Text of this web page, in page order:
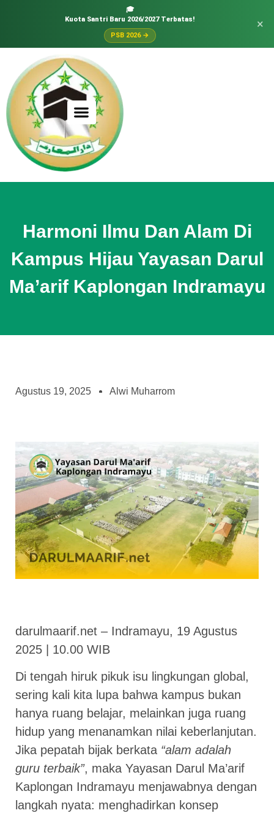
🎓
Kuota Santri Baru 2026/2027 Terbatas!
PSB 2026 →
×
Harmoni Ilmu Dan Alam Di
Kampus Hijau Yayasan Darul
Ma’arif Kaplongan Indramayu
Agustus 19, 2025 Alwi Muharrom
darulmaarif.net – Indramayu, 19 Agustus
2025 | 10.00 WIB
Di tengah hiruk pikuk isu lingkungan global,
sering kali kita lupa bahwa kampus bukan
hanya ruang belajar, melainkan juga ruang
hidup yang menanamkan nilai keberlanjutan.
Jika pepatah bijak berkata “alam adalah
guru terbaik”, maka Yayasan Darul Ma’arif
Kaplongan Indramayu menjawabnya dengan
langkah nyata: menghadirkan konsep